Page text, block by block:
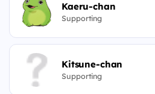
Kaeru-chan
Supporting
Kitsune-chan
Supporting